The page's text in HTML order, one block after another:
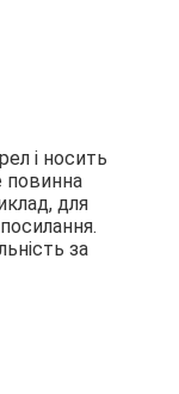
і носить
повинна
для
за